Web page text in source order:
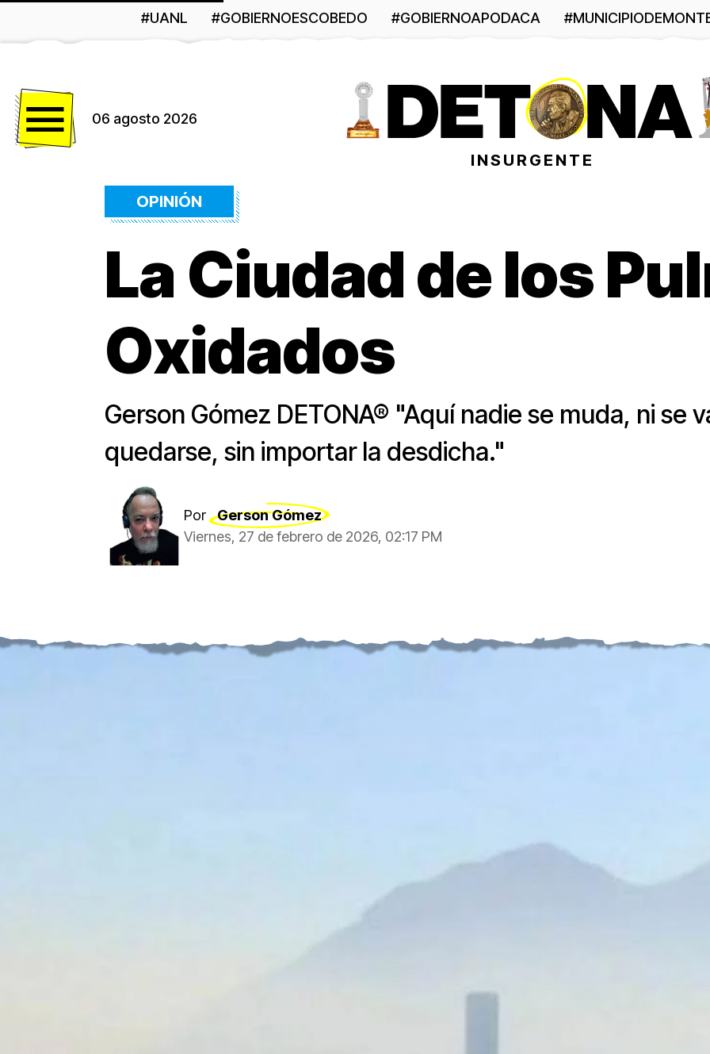
#UANL #GOBIERNOESCOBEDO #GOBIERNOAPODACA
06 agosto 2026
INSURGENTE
OPINIÓN
La Ciudad de los
Oxidados
Gerson Gómez DETONA® "Aquí nadie se muda, ni se
quedarse, sin importar la desdicha."
Por
Gerson Gómez
Viernes, 27 de febrero de 2026, 02:17 PM